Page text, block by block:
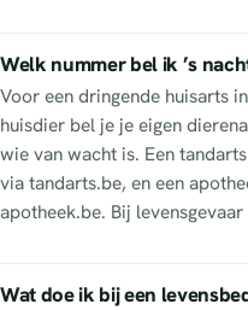
Welk nummer bel ik ’s
Voor een dringende huisarts
huisdier bel je je eigen
wie van wacht is. Een
via tandarts.be, en een
apotheek.be. Bij
Wat doe ik bij een